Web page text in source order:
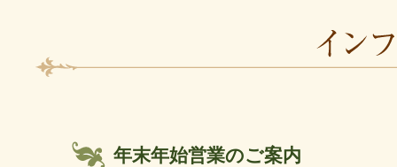
年末年始営業のご案内